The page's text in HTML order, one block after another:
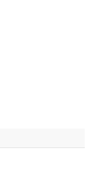
かったです。
ころにあるドライ